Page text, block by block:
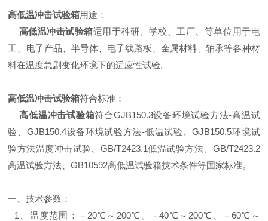
高低温冲击试验箱用途：
高低温冲击试验箱适用于科研、学校、工厂、等单位用于电
工、电子产品、半导体、电子线路板、金属材料、轴承等各种材
料在温度急剧变化环境下的适应性试验。
高低温冲击试验箱符合标准：
高低温冲击试验箱符合GJB150.3设备环境试验方法-高温试
验、GJB150.4设备环境试验方法-低温试验、GJB150.5环境试
验方法温度冲击试验、GB/T2423.1低温试验方法、GB/T2423.2
高温试验方法、GB10592高低温试验箱技术条件等国家标准。
一、技术参数：
1、温度范围：－20℃～200℃、－40℃～200℃、－60℃～